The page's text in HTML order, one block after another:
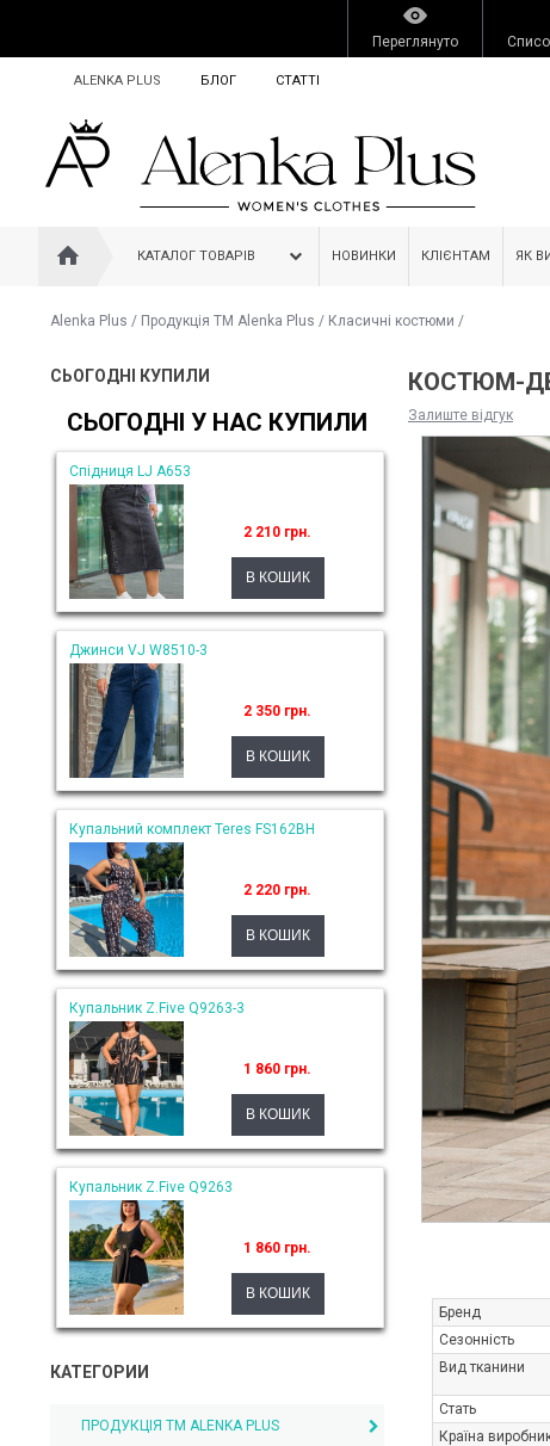
Переглянуто
ALENKA PLUS БЛОГ СТАТТІ
КАТАЛОГ ТОВАРІВ НОВИНКИ КЛІЄНТАМ ЯК
Alenka Plus / Продукція ТМ Alenka Plus / Класичні костюми /
СЬОГОДНІ КУПИЛИ
СЬОГОДНІ У НАС КУПИЛИ
Спідниця LJ A653
2 210 грн.
Джинси VJ W8510-3
2 350 грн.
Купальний комплект Teres FS162BH
2 220 грн.
Купальник Z.Five Q9263-3
1 860 грн.
Купальник Z.Five Q9263
1 860 грн.
КАТЕГОРИИ
ПРОДУКЦІЯ ТМ ALENKA PLUS
КОСТЮМ-
Залиште відгук
Бренд
Сезонність
Вид тканини
Стать
Країна